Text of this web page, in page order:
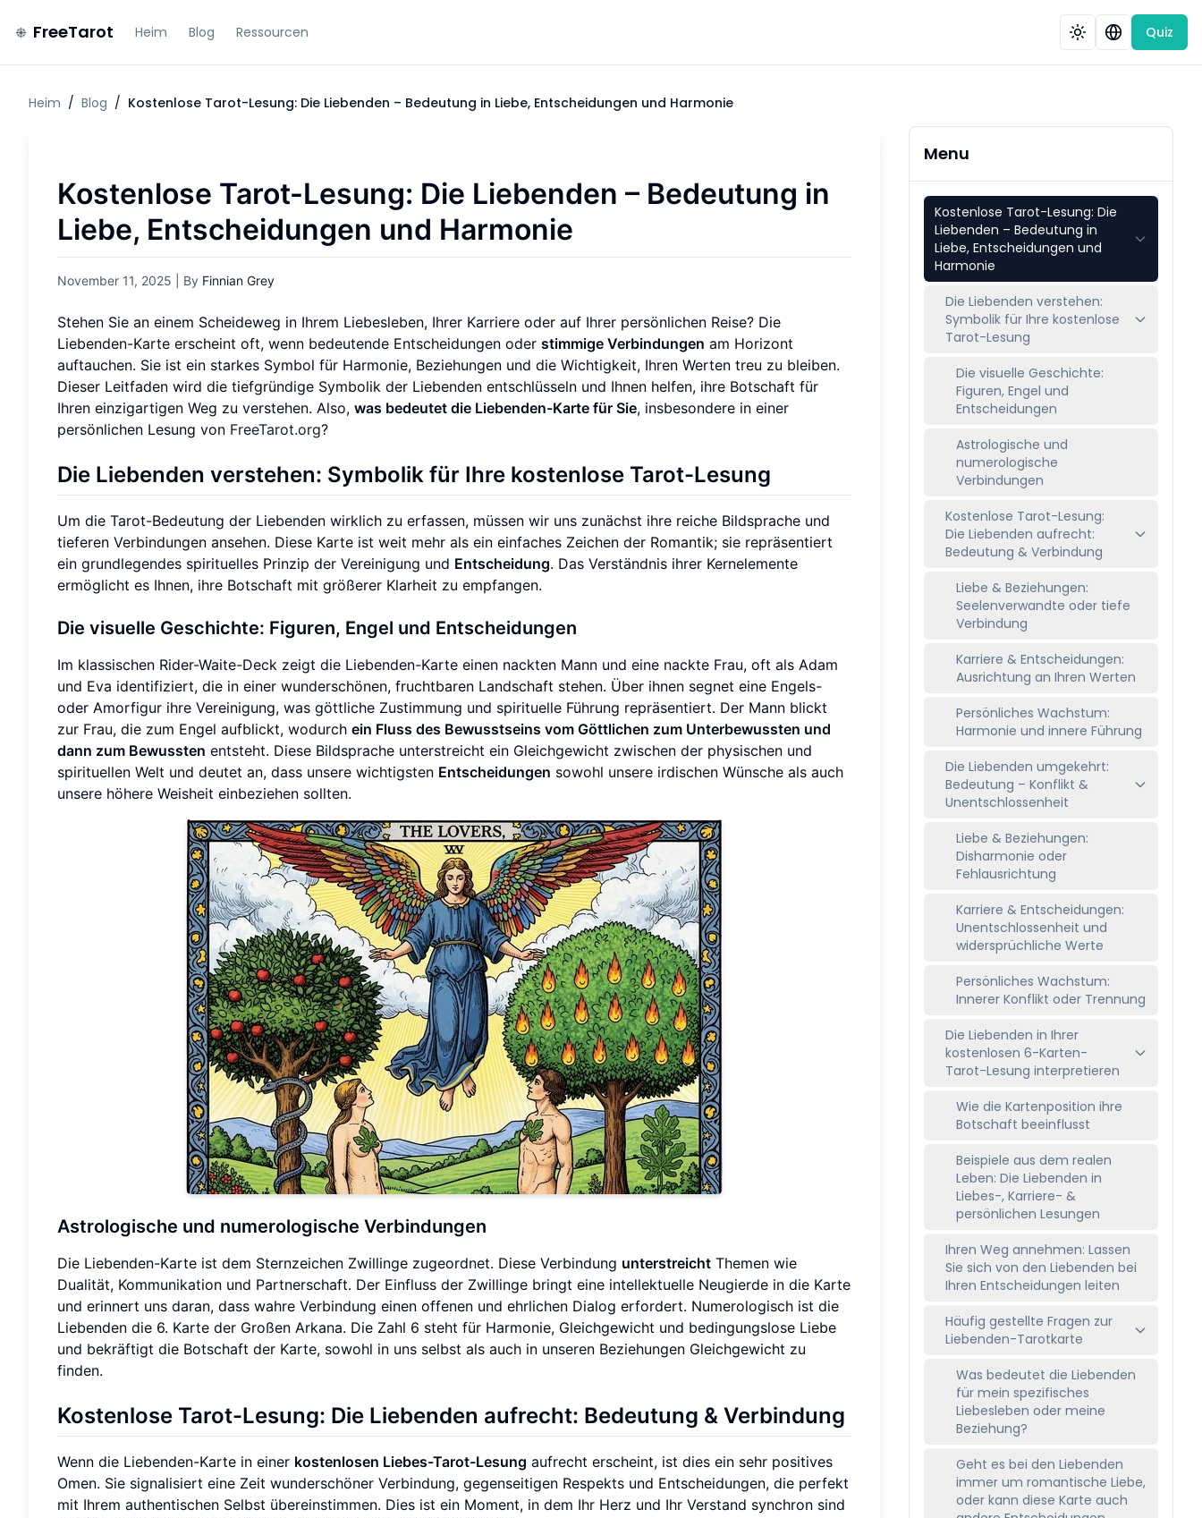
FreeTarot Heim Blog Ressourcen Quiz
Heim / Blog / Kostenlose Tarot-Lesung: Die Liebenden – Bedeutung in Liebe, Entscheidungen und Harmonie
Kostenlose Tarot-Lesung: Die Liebenden – Bedeutung in
Liebe, Entscheidungen und Harmonie
November 11, 2025 | By Finnian Grey
Stehen Sie an einem Scheideweg in Ihrem Liebesleben, Ihrer Karriere oder auf Ihrer persönlichen Reise? Die
Liebenden-Karte erscheint oft, wenn bedeutende Entscheidungen oder stimmige Verbindungen am Horizont
auftauchen. Sie ist ein starkes Symbol für Harmonie, Beziehungen und die Wichtigkeit, Ihren Werten treu zu bleiben.
Dieser Leitfaden wird die tiefgründige Symbolik der Liebenden entschlüsseln und Ihnen helfen, ihre Botschaft für
Ihren einzigartigen Weg zu verstehen. Also, was bedeutet die Liebenden-Karte für Sie, insbesondere in einer
persönlichen Lesung von FreeTarot.org?
Die Liebenden verstehen: Symbolik für Ihre kostenlose Tarot-Lesung
Um die Tarot-Bedeutung der Liebenden wirklich zu erfassen, müssen wir uns zunächst ihre reiche Bildsprache und
tieferen Verbindungen ansehen. Diese Karte ist weit mehr als ein einfaches Zeichen der Romantik; sie repräsentiert
ein grundlegendes spirituelles Prinzip der Vereinigung und Entscheidung. Das Verständnis ihrer Kernelemente
ermöglicht es Ihnen, ihre Botschaft mit größerer Klarheit zu empfangen.
Die visuelle Geschichte: Figuren, Engel und Entscheidungen
Im klassischen Rider-Waite-Deck zeigt die Liebenden-Karte einen nackten Mann und eine nackte Frau, oft als Adam
und Eva identifiziert, die in einer wunderschönen, fruchtbaren Landschaft stehen. Über ihnen segnet eine Engels-
oder Amorfigur ihre Vereinigung, was göttliche Zustimmung und spirituelle Führung repräsentiert. Der Mann blickt
zur Frau, die zum Engel aufblickt, wodurch ein Fluss des Bewusstseins vom Göttlichen zum Unterbewussten und
dann zum Bewussten entsteht. Diese Bildsprache unterstreicht ein Gleichgewicht zwischen der physischen und
spirituellen Welt und deutet an, dass unsere wichtigsten Entscheidungen sowohl unsere irdischen Wünsche als auch
unsere höhere Weisheit einbeziehen sollten.
Astrologische und numerologische Verbindungen
Die Liebenden-Karte ist dem Sternzeichen Zwillinge zugeordnet. Diese Verbindung unterstreicht Themen wie
Dualität, Kommunikation und Partnerschaft. Der Einfluss der Zwillinge bringt eine intellektuelle Neugierde in die Karte
und erinnert uns daran, dass wahre Verbindung einen offenen und ehrlichen Dialog erfordert. Numerologisch ist die
Liebenden die 6. Karte der Großen Arkana. Die Zahl 6 steht für Harmonie, Gleichgewicht und bedingungslose Liebe
und bekräftigt die Botschaft der Karte, sowohl in uns selbst als auch in unseren Beziehungen Gleichgewicht zu
finden.
Kostenlose Tarot-Lesung: Die Liebenden aufrecht: Bedeutung & Verbindung
Wenn die Liebenden-Karte in einer kostenlosen Liebes-Tarot-Lesung aufrecht erscheint, ist dies ein sehr positives
Omen. Sie signalisiert eine Zeit wunderschöner Verbindung, gegenseitigen Respekts und Entscheidungen, die perfekt
mit Ihrem authentischen Selbst übereinstimmen. Dies ist ein Moment, in dem Ihr Herz und Ihr Verstand synchron sind
Menu
Kostenlose Tarot-Lesung: Die
Liebenden – Bedeutung in
Liebe, Entscheidungen und
Harmonie
Die Liebenden verstehen:
Symbolik für Ihre kostenlose
Tarot-Lesung
Die visuelle Geschichte:
Figuren, Engel und
Entscheidungen
Astrologische und
numerologische
Verbindungen
Kostenlose Tarot-Lesung:
Die Liebenden aufrecht:
Bedeutung & Verbindung
Liebe & Beziehungen:
Seelenverwandte oder tiefe
Verbindung
Karriere & Entscheidungen:
Ausrichtung an Ihren Werten
Persönliches Wachstum:
Harmonie und innere Führung
Die Liebenden umgekehrt:
Bedeutung – Konflikt &
Unentschlossenheit
Liebe & Beziehungen:
Disharmonie oder
Fehlausrichtung
Karriere & Entscheidungen:
Unentschlossenheit und
widersprüchliche Werte
Persönliches Wachstum:
Innerer Konflikt oder Trennung
Die Liebenden in Ihrer
kostenlosen 6-Karten-
Tarot-Lesung interpretieren
Wie die Kartenposition ihre
Botschaft beeinflusst
Beispiele aus dem realen
Leben: Die Liebenden in
Liebes-, Karriere- &
persönlichen Lesungen
Ihren Weg annehmen: Lassen
Sie sich von den Liebenden bei
Ihren Entscheidungen leiten
Häufig gestellte Fragen zur
Liebenden-Tarotkarte
Was bedeutet die Liebenden
für mein spezifisches
Liebesleben oder meine
Beziehung?
Geht es bei den Liebenden
immer um romantische Liebe,
oder kann diese Karte auch